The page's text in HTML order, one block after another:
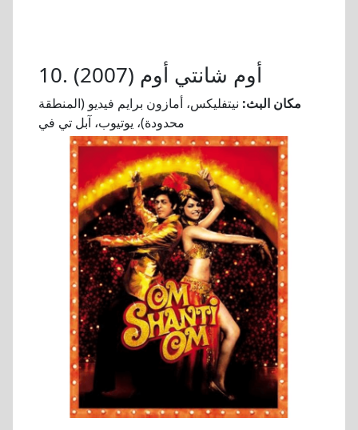
10. أوم شانتي أوم (2007)
مكان البث: نيتفليكس، أمازون برايم فيديو (المنطقة
محدودة)، يوتيوب، آبل تي في